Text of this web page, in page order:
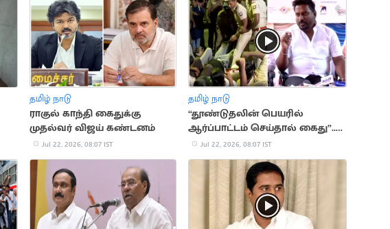
தமிழ் நாடு
ராகுல் காந்தி கைதுக்கு
முதல்வர் விஜய் கண்டனம்
Jul 22, 2026, 08:07 IST
தமிழ் நாடு
“தூண்டுதலின் பெயரில்
ஆர்ப்பாட்டம் செய்தால் கைது”..
அமைச்சர் ராஜ்மோகன் விளக்கம்
Jul 22, 2026, 08:07 IST